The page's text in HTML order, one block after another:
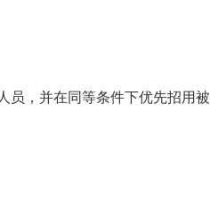
，并在同等条件下优先招用被